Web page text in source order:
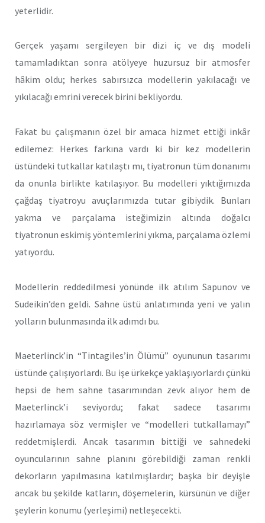
yeterlidir.
Gerçek yaşamı sergileyen bir dizi iç ve dış modeli
tamamladık­tan sonra atölyeye huzursuz bir atmosfer
hâkim oldu; herkes sabır­sızca modellerin yakılacağı ve
yıkılacağı emrini verecek birini bek­liyordu.
Fakat bu çalışmanın özel bir amaca hizmet ettiği inkâr
edilemez: Herkes farkına vardı ki bir kez modellerin
üstündeki tutkallar katılaştı mı, tiyatronun tüm donanımı
da onunla birlikte katılaşıyor. Bu mo­delleri yıktığımızda
çağdaş tiyatroyu avuçlarımızda tutar gibiydik. Bunları
yakma ve parçalama isteğimizin altında doğalcı
tiyatronun eskimiş yöntemlerini yıkma, parçalama özlemi
yatıyordu.
Modellerin reddedilmesi yönünde ilk atılım Sapunov ve
Sudeikin’den geldi. Sahne üstü anlatımında yeni ve yalın
yolların bulun­masında ilk adımdı bu.
Maeterlinck’in “Tintagiles’in Ölümü” oyununun tasarımı
üstün­de çalışıyorlardı. Bu işe ürkekçe yaklaşıyorlardı çünkü
hepsi de hem sahne tasarımından zevk alıyor hem de
Maeterlinck’i seviyordu; fakat sadece tasarımı
hazırlamaya söz vermişler ve “modelleri tutkalla­mayı”
reddetmişlerdi. Ancak tasarımın bittiği ve sahnedeki
oyuncu­larının sahne planını görebildiği zaman renkli
dekorların yapılmasına katılmışlardır; başka bir deyişle
ancak bu şekilde katların, döşeme­lerin, kürsünün ve diğer
şeylerin konumu (yerleşimi) netleşecekti.